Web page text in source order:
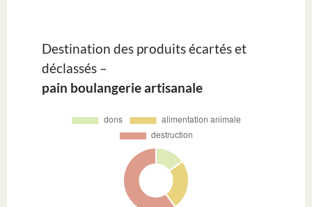
Destination des produits écartés et
déclassés –
pain boulangerie artisanale